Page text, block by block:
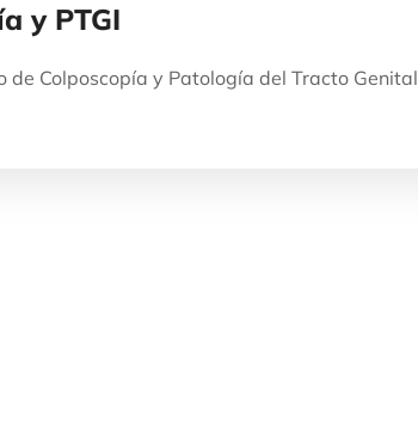
y PTGI
de Colposcopía y Patología del Tracto Genital